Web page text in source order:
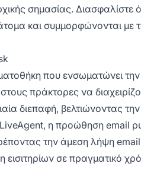
σημασίας. Διασφαλίστε
και συμμορφώνονται με
που ενσωματώνει
πράκτορες να
διεπαφή, βελτιώνοντας
η προώθηση email
την άμεση λήψη
εισιτηρίων σε πραγματικό